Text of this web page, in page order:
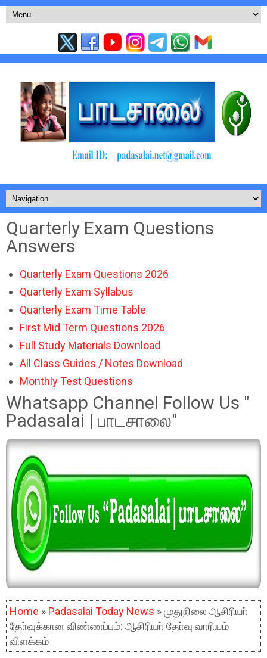
Quarterly Exam Questions
Answers
Quarterly Exam Questions 2026
Quarterly Exam Syllabus
Quarterly Exam Time Table
First Mid Term Questions 2026
Full Study Materials Download
All Class Guides / Notes Download
Monthly Test Questions
Whatsapp Channel Follow Us "
Padasalai | பாடசாலை"
Home » Padasalai Today News » முதுநிலை ஆசிரியா்
தோ்வுக்கான விண்ணப்பம்: ஆசிரியா் தோ்வு வாரியம்
விளக்கம்